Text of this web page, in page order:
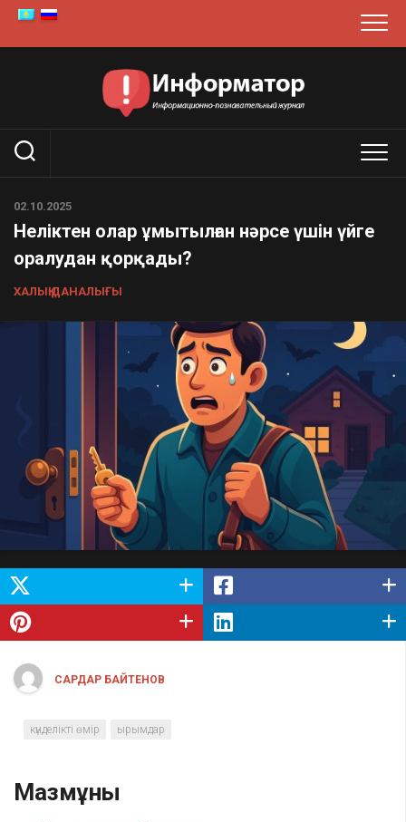
Skip
content
02.10.2025
Неліктен олар ұмытылған нәрсе үшін үйге
оралудан қорқады?
ХАЛЫҚ ДАНАЛЫҒЫ
САРДАР БАЙТЕНОВ
күнделікті өмір ырымдар
Мазмұны